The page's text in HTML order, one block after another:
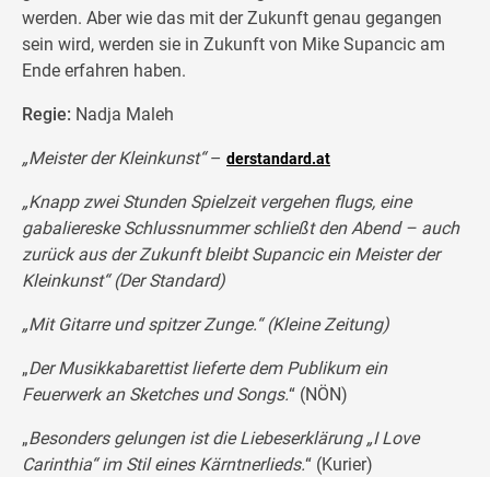
werden. Aber wie das mit der Zukunft genau gegangen
sein wird, werden sie in Zukunft von Mike Supancic am
Ende erfahren haben.
Regie: Nadja Maleh
„Meister der Kleinkunst“– derstandard.at
„Knapp zwei Stunden Spielzeit vergehen flugs, eine
gabaliereske Schlussnummer schließt den Abend – auch
zurück aus der Zukunft bleibt Supancic ein Meister der
Kleinkunst“ (Der Standard)
„Mit Gitarre und spitzer Zunge.“ (Kleine Zeitung)
„Der Musikkabarettist lieferte dem Publikum ein
Feuerwerk an Sketches und Songs.“ (NÖN)
„Besonders gelungen ist die Liebeserklärung „I Love
Carinthia“ im Stil eines Kärntnerlieds.“ (Kurier)